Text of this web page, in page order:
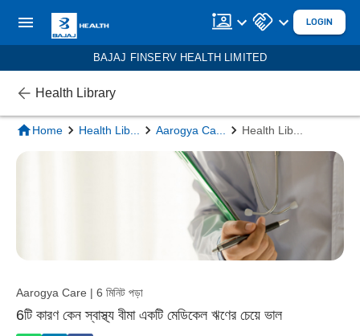
LOGIN
BAJAJ FINSERV HEALTH LIMITED
Health Library
Home Health Lib Aarogya Ca Health Lib
Aarogya Care | 6 মিনিট পড়া
6টি কারণ কেন স্বাস্থ্য বীমা একটি মেডিকেল ঋণের চেয়ে ভাল